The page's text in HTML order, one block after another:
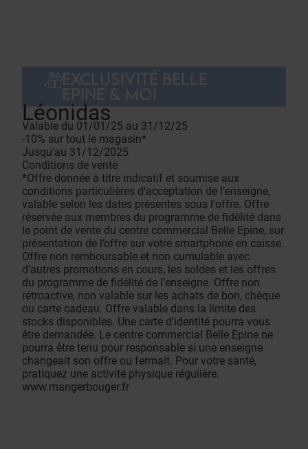
Léonidas
Valable du 01/01/25 au 31/12/25
-10% sur tout le magasin*
Jusqu'au 31/12/2025
Conditions de vente
*Offre donnée à titre indicatif et soumise aux
conditions particulières d’acceptation de l’enseigne,
valable selon les dates présentes sous l'offre. Offre
réservée aux membres du programme de fidélité dans
le point de vente du centre commercial Belle Epine, sur
présentation de l’offre sur votre smartphone en caisse.
Offre non remboursable et non cumulable avec
d’autres promotions en cours, les soldes et les offres
du programme de fidélité de l’enseigne. Offre non
rétroactive, non valable sur les achats de bon, chèque
ou carte cadeau. Offre valable dans la limite des
stocks disponibles. Une carte d’identité pourra vous
être demandée. Le centre commercial Belle Epine ne
pourra être tenu pour responsable si une enseigne
changeait son offre ou fermait. Pour votre santé,
pratiquez une activité physique régulière.
www.mangerbouger.fr